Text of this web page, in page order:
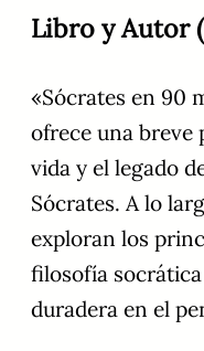
Libro y Autor
«Sócrates en 90
ofrece una breve
vida y el legado
Sócrates. A lo
exploran los
filosofía
duradera en el